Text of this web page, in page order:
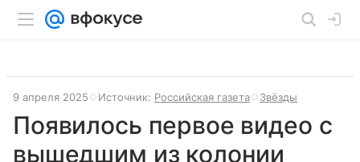
9 апреля 2025 Источник: Российская газета Звёзды
Появилось первое видео с
вышедшим из колонии